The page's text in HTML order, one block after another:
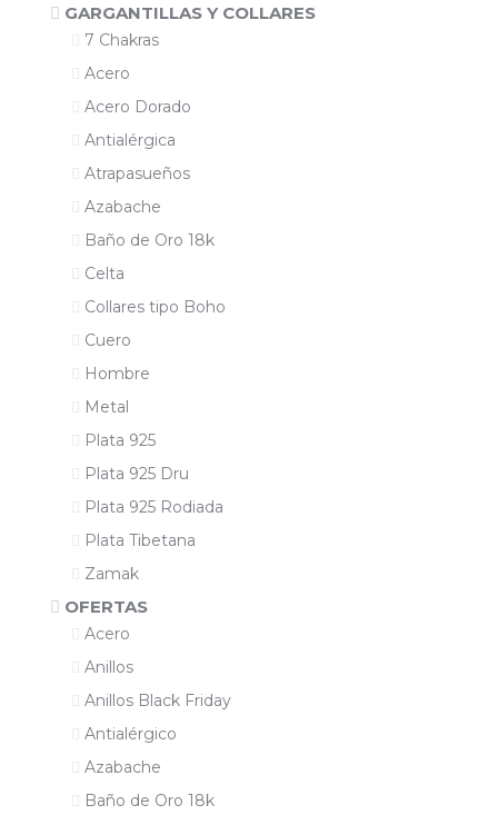
GARGANTILLAS Y COLLARES
7 Chakras
Acero
Acero Dorado
Antialérgica
Atrapasueños
Azabache
Baño de Oro 18k
Celta
Collares tipo Boho
Cuero
Hombre
Metal
Plata 925
Plata 925 Dru
Plata 925 Rodiada
Plata Tibetana
Zamak
OFERTAS
Acero
Anillos
Anillos Black Friday
Antialérgico
Azabache
Baño de Oro 18k